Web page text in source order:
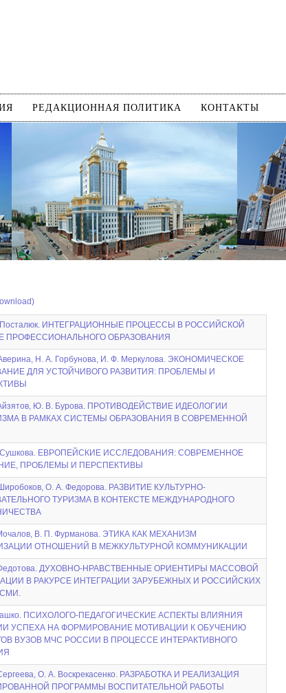
РЕДАКЦИОННАЯ ПОЛИТИКА КОНТАКТЫ
ИНТЕГРАЦИОННЫЕ ПРОЦЕССЫ В РОССИЙСКОЙ
ПРОФЕССИОНАЛЬНОГО ОБРАЗОВАНИЯ
Н. А. Горбунова, И. Ф. Меркулова. ЭКОНОМИЧЕСКОЕ
ДЛЯ УСТОЙЧИВОГО РАЗВИТИЯ: ПРОБЛЕМЫ И
Ю. В. Бурова. ПРОТИВОДЕЙСТВИЕ ИДЕОЛОГИИ
В РАМКАХ СИСТЕМЫ ОБРАЗОВАНИЯ В СОВРЕМЕННОЙ
ЕВРОПЕЙСКИЕ ИССЛЕДОВАНИЯ: СОВРЕМЕННОЕ
ПРОБЛЕМЫ И ПЕРСПЕКТИВЫ
О. А. Федорова. РАЗВИТИЕ КУЛЬТУРНО-
ТУРИЗМА В КОНТЕКСТЕ МЕЖДУНАРОДНОГО
В. П. Фурманова. ЭТИКА КАК МЕХАНИЗМ
ОТНОШЕНИЙ В МЕЖКУЛЬТУРНОЙ КОММУНИКАЦИИ
ДУХОВНО-НРАВСТВЕННЫЕ ОРИЕНТИРЫ МАССОВОЙ
В РАКУРСЕ ИНТЕГРАЦИИ ЗАРУБЕЖНЫХ И РОССИЙСКИХ
ПСИХОЛОГО-ПЕДАГОГИЧЕСКИЕ АСПЕКТЫ ВЛИЯНИЯ
УСПЕХА НА ФОРМИРОВАНИЕ МОТИВАЦИИ К ОБУЧЕНИЮ
ВУЗОВ МЧС РОССИИ В ПРОЦЕССЕ ИНТЕРАКТИВНОГО
О. А. Воскрекасенко. РАЗРАБОТКА И РЕАЛИЗАЦИЯ
ПРОГРАММЫ ВОСПИТАТЕЛЬНОЙ РАБОТЫ